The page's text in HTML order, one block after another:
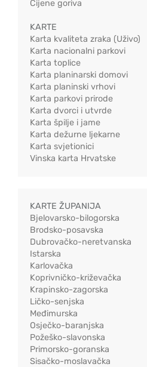
Cijene goriva
KARTE
Karta kvaliteta zraka (Uživo)
Karta nacionalni parkovi
Karta toplice
Karta planinarski domovi
Karta planinski vrhovi
Karta parkovi prirode
Karta dvorci i utvrde
Karta špilje i jame
Karta dežurne ljekarne
Karta svjetionici
Vinska karta Hrvatske
KARTE ŽUPANIJA
Bjelovarsko-bilogorska
Brodsko-posavska
Dubrovačko-neretvanska
Istarska
Karlovačka
Koprivničko-križevačka
Krapinsko-zagorska
Ličko-senjska
Međimurska
Osječko-baranjska
Požeško-slavonska
Primorsko-goranska
Sisačko-moslavačka